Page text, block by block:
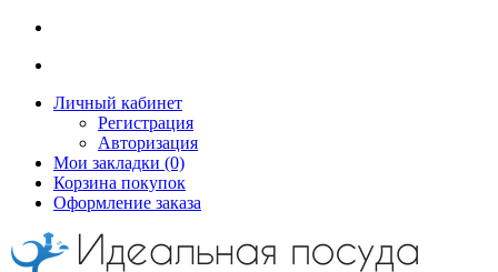
Личный кабинет
Регистрация
Авторизация
Мои закладки (0)
Корзина покупок
Оформление заказа